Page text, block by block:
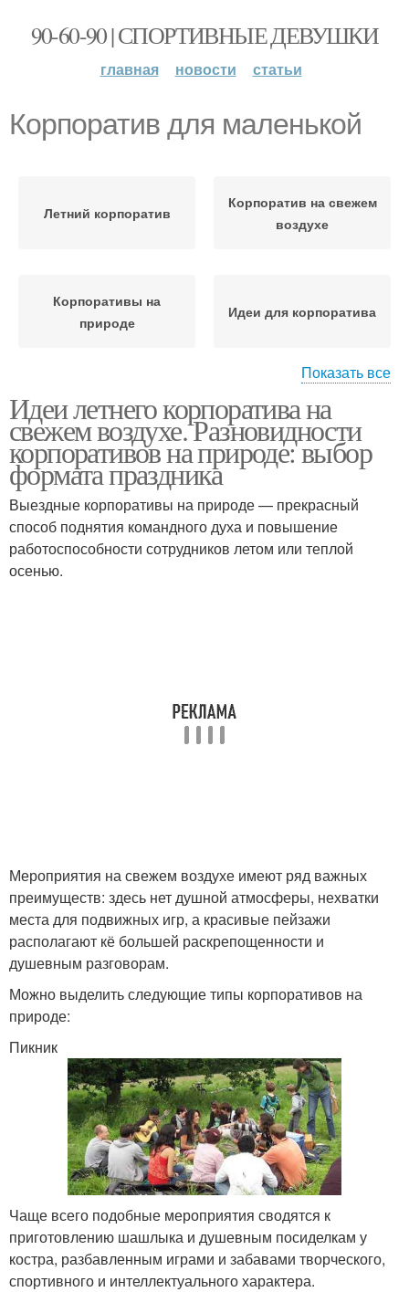
90-60-90 | СПОРТИВНЫЕ ДЕВУШКИ
главная новости статьи
Корпоратив для маленькой
Летний корпоратив
Корпоратив на свежем
воздухе
Корпоративы на
природе
Идеи для корпоратива
Корпоратив на природе Осенний корпоратив
Конкурсы для
корпоратива
Корпоратив в
помещении
Номер для корпоратива
Конкурсы на
корпоратив
Показать все
Идеи летнего корпоратива на
свежем воздухе. Разновидности
корпоративов на природе: выбор
формата праздника
Выездные корпоративы на природе — прекрасный
способ поднятия командного духа и повышение
работоспособности сотрудников летом или теплой
осенью.
Мероприятия на свежем воздухе имеют ряд важных
преимуществ: здесь нет душной атмосферы, нехватки
места для подвижных игр, а красивые пейзажи
располагают кё большей раскрепощенности и
душевным разговорам.
Можно выделить следующие типы корпоративов на
природе:
Пикник
Чаще всего подобные мероприятия сводятся к
приготовлению шашлыка и душевным посиделкам у
костра, разбавленным играми и забавами творческого,
спортивного и интеллектуального характера.